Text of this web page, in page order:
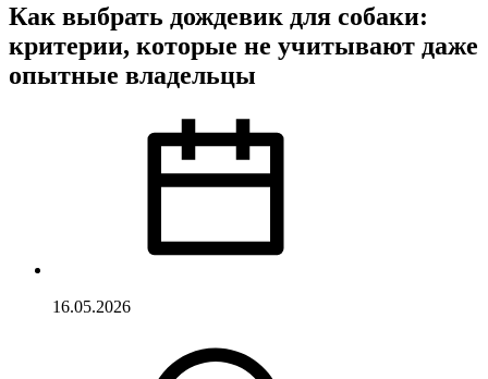
Как выбрать дождевик для собаки:
критерии, которые не учитывают даже
опытные владельцы
16.05.2026